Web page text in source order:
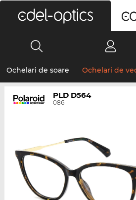
Ochelari de soare Ochelari de
PLD D564
086